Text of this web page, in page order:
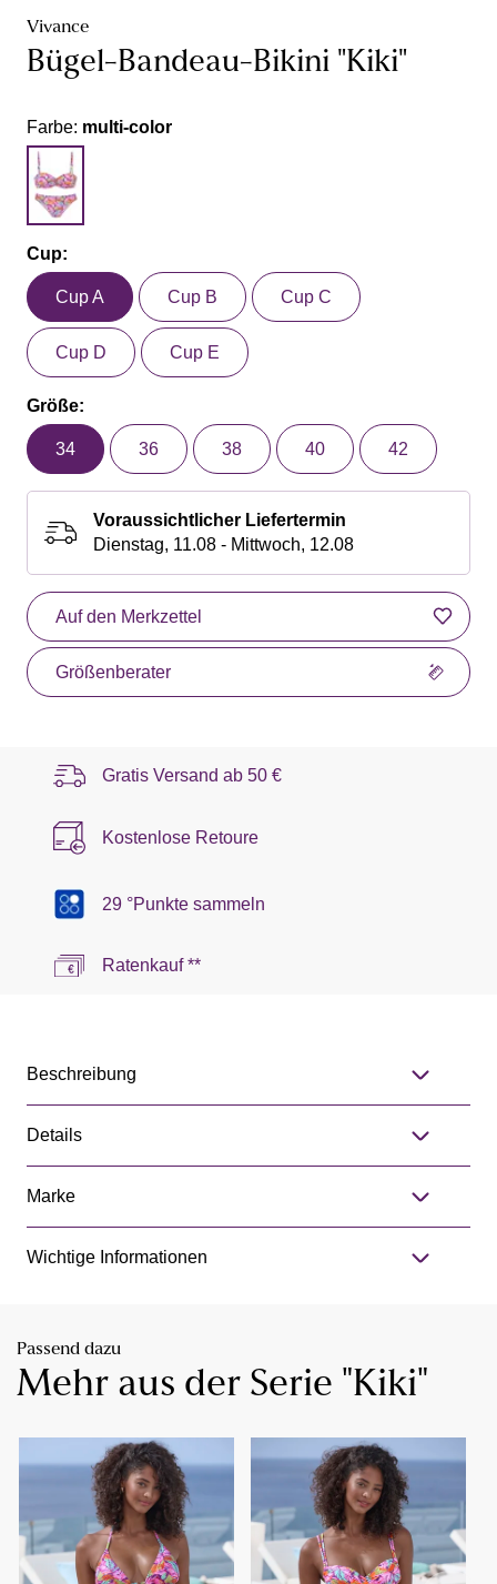
Vivance
Bügel-Bandeau-Bikini "Kiki"
Farbe: multi-color
Cup:
Cup A Cup B Cup C
Cup D Cup E
Größe:
34 36 38 40 42
Voraussichtlicher Liefertermin
Dienstag, 11.08 - Mittwoch, 12.08
Auf den Merkzettel
Größenberater
Gratis Versand ab 50 €
Kostenlose Retoure
29 °Punkte sammeln
Ratenkauf **
Beschreibung
Details
Marke
Wichtige Informationen
Passend dazu
Mehr aus der Serie "Kiki"